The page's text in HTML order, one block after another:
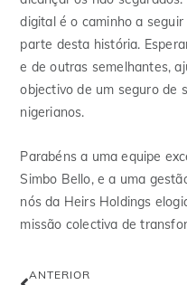
digital é o caminho a
parte desta história.
e de outras semelhantes,
objectivo de um seguro de
nigerianos.
Parabéns a uma equipe
Simbo Bello, e a uma
nós da Heirs Holdings
missão colectiva de
ANTERIOR